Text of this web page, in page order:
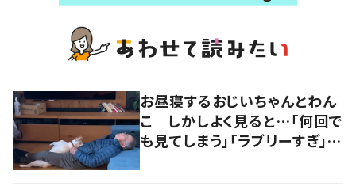
お昼寝するおじいちゃんとわん
こ しかしよく見ると…「何回で
も見てしまう」「ラブリーすぎ」の